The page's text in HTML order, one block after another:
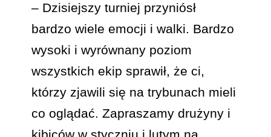
– Dzisiejszy turniej przyniósł
bardzo wiele emocji i walki. Bardzo
wysoki i wyrównany poziom
wszystkich ekip sprawił, że ci,
którzy zjawili się na trybunach mieli
co oglądać. Zapraszamy drużyny i